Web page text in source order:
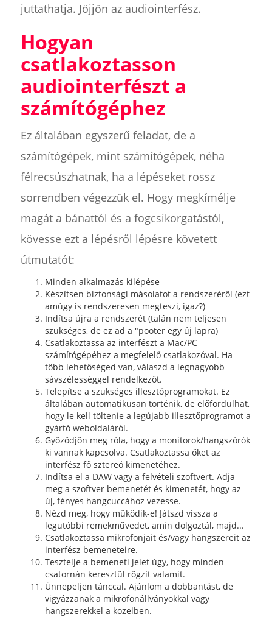
juttathatja. Jöjjön az audiointerfész.
‍Hogyan
csatlakoztasson
audiointerfészt a
számítógéphez
Ez általában egyszerű feladat, de a
számítógépek, mint számítógépek, néha
félrecsúszhatnak, ha a lépéseket rossz
sorrendben végezzük el. Hogy megkímélje
magát a bánattól és a fogcsikorgatástól,
kövesse ezt a lépésről lépésre követett
útmutatót:
Minden alkalmazás kilépése
Készítsen biztonsági másolatot a rendszeréről (ezt
amúgy is rendszeresen megteszi, igaz?)
Indítsa újra a rendszerét (talán nem teljesen
szükséges, de ez ad a "pooter egy új lapra)
Csatlakoztassa az interfészt a Mac/PC
számítógépéhez a megfelelő csatlakozóval. Ha
több lehetőséged van, válaszd a legnagyobb
sávszélességgel rendelkezőt.
Telepítse a szükséges illesztőprogramokat. Ez
általában automatikusan történik, de előfordulhat,
hogy le kell töltenie a legújabb illesztőprogramot a
gyártó weboldaláról.
Győződjön meg róla, hogy a monitorok/hangszórók
ki vannak kapcsolva. Csatlakoztassa őket az
interfész fő sztereó kimenetéhez.
Indítsa el a DAW vagy a felvételi szoftvert. Adja
meg a szoftver bemenetét és kimenetét, hogy az
új, fényes hangcuccához vezesse.
Nézd meg, hogy működik-e! Játszd vissza a
legutóbbi remekművedet, amin dolgoztál, majd...
Csatlakoztassa mikrofonjait és/vagy hangszereit az
interfész bemeneteire.
Tesztelje a bemeneti jelet úgy, hogy minden
csatornán keresztül rögzít valamit.
Ünnepeljen tánccal. Ajánlom a dobbantást, de
vigyázzanak a mikrofonállványokkal vagy
hangszerekkel a közelben.